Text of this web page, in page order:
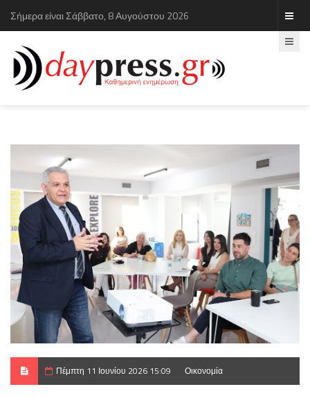
Σήμερα είναι Σάββατο, 8 Αυγούστου 2026
Πέμπτη 11 Ιουνίου 2026 15:09 Οικονομία